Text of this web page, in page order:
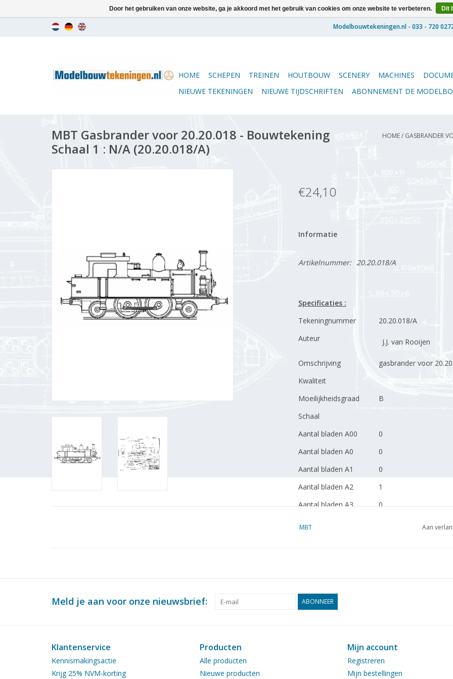
HOME SCHEPEN TREINEN HOUTBOUW SCENERY MACHINES
NIEUWE TEKENINGEN
NIEUWE TIJDSCHRIFTEN ABONNEMENT DE
MBT Gasbrander voor 20.20.018 - Bouwtekening
Schaal 1 : N/A (20.20.018/A)
HOME/ GASBRANDER
€24,10
Informatie
Artikelnummer: 20.20.018/A
Specificaties :
Tekeningnummer
20.20.018/A
Auteur
J.J. van Rooijen
Omschrijving
gasbrander voor
Kwaliteit
Moeilijkheidsgraad
B
Schaal
Aantal bladen A00
0
Aantal bladen A0
0
Aantal bladen A1
0
Aantal bladen A2
1
Aantal bladen A3
0
Bijzonderheden
blz)
was 20.00.018A
MBT Aan
Meld je aan voor onze nieuwsbrief: ABONNEER
Klantenservice
Kennismakingsactie
Krijg 25% NVM-korting
Producten
Alle producten
Nieuwe producten
Mijn account
Registreren
Mijn bestellingen
Door het gebruiken van onze website, ga je akkoord met het gebruik van cookies om onze website te verbeteren. Dit